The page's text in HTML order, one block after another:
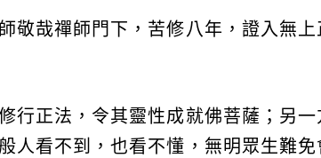
敬哉禪師門下，苦修八年，證入無
行正法，令其靈性成就佛菩薩；另
看不到，也看不懂，無明眾生難免